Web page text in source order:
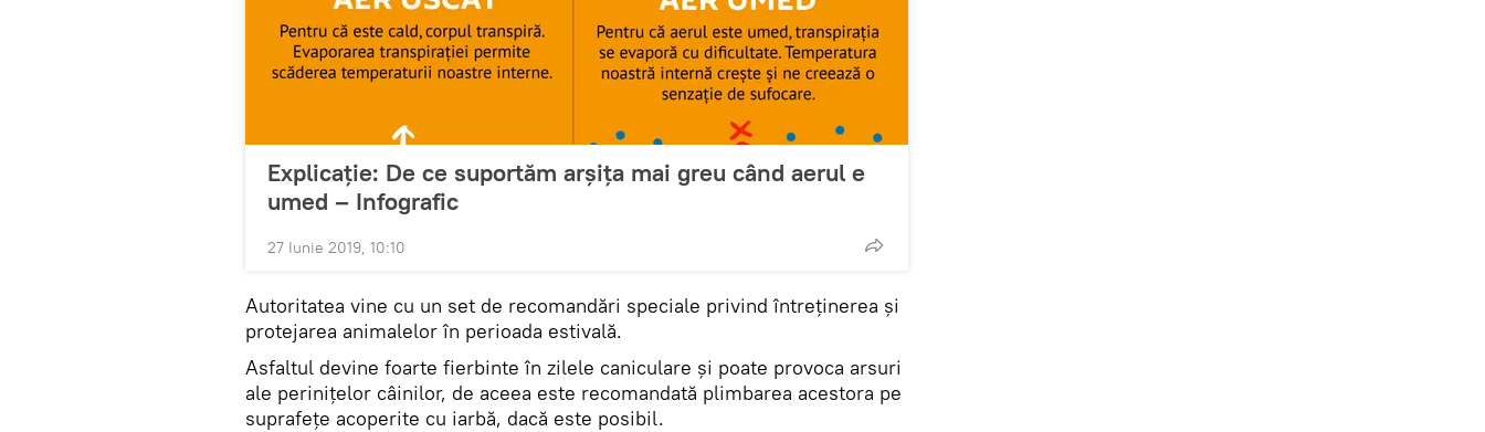
Explicație: De ce suportăm arșița mai greu când aerul e
umed – Infografic
27 Iunie 2019, 10:10
Autoritatea vine cu un set de recomandări speciale privind întreținerea și
protejarea animalelor în perioada estivală.
Asfaltul devine foarte fierbinte în zilele caniculare și poate provoca arsuri
ale perinițelor câinilor, de aceea este recomandată plimbarea acestora pe
suprafețe acoperite cu iarbă, dacă este posibil.